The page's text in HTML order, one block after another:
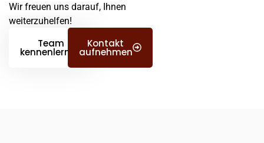
Wir freuen uns darauf, Ihnen
weiterzuhelfen!
Team
kennenlernen
Kontakt
aufnehmen